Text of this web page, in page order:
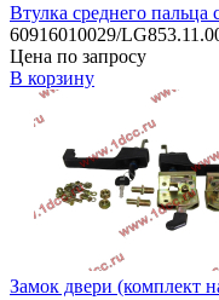
Втулка среднего пальца
60916010029/
Цена по запросу
В корзину
Замок двери (комплект